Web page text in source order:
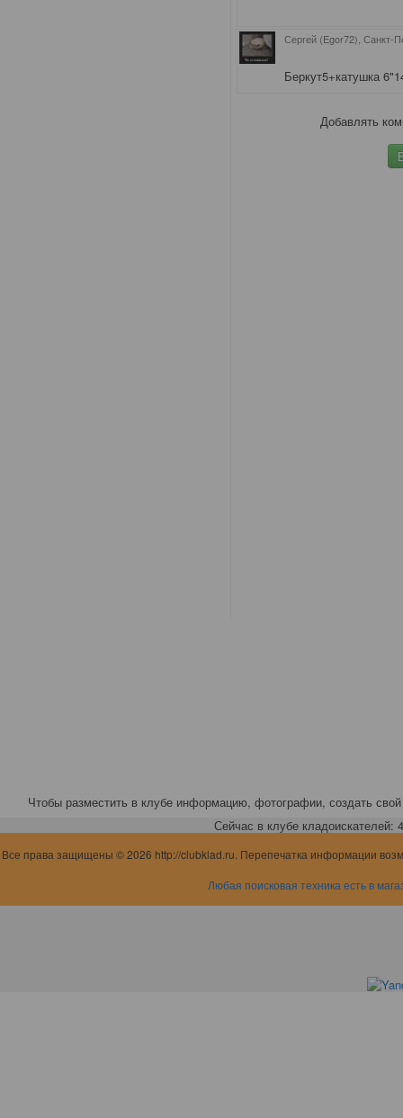
Сергей (Egor72), Санкт-
Беркут5+катушка
Добавлять
Чтобы разместить в клубе информацию, фотографии, создать свой
Сейчас в клубе кладоискателей:
Все права защищены © 2026 http://clubklad.ru. Перепечатка информации
Любая поисковая техника есть в